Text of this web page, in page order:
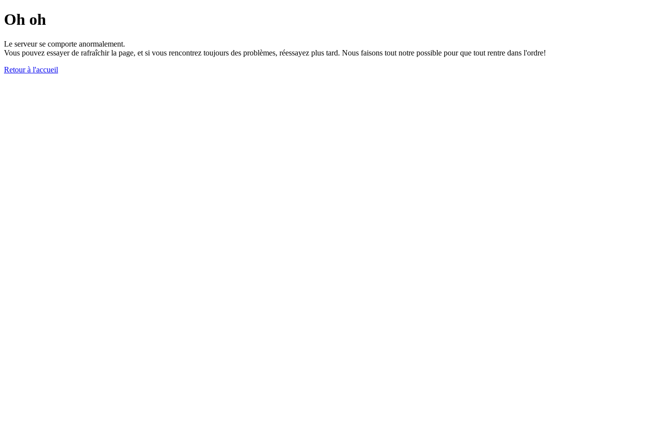
Oh oh
Le serveur se comporte anormalement.
Vous pouvez essayer de rafraîchir la page, et si vous rencontrez toujours des problèmes, réessayez plus tard. Nous faisons tout notre possible pour que tout rentre dans l'ordre!
Retour à l'accueil